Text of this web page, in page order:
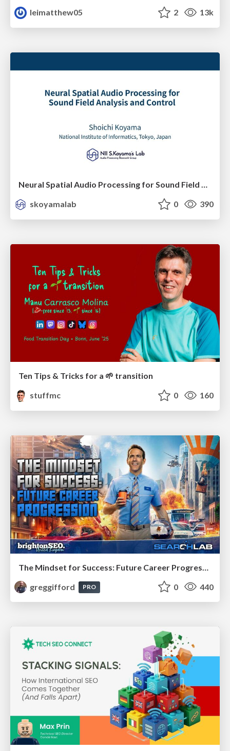
leimatthew05 2 13k
skoyamalab
0 390
Ten Tips & Tricks for a 🌱 transition
stuffmc
0 160
greggifford
PRO 0 440